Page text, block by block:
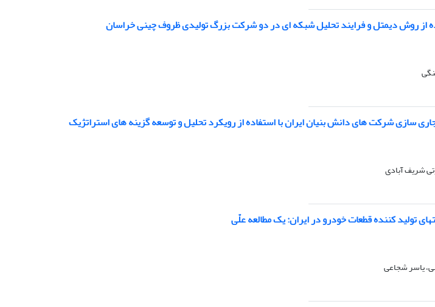
از روش دیمتل و فرایند تحلیل شبکه ای در دو شرکت بزرگ تولیدی ظروف چینی خراسان
سازی شرکت های دانش بنیان ایران با استفاده از رویکرد تحلیل و توسعه گزینه های استراتژیک
شریف آبادی
تولید کننده قطعات خودرو در ایران: یک مطالعه علّی
یاسر شجاعی